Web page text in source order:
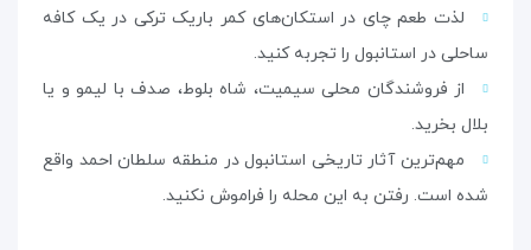
لذت طعم چای در استکان‌های کمر باریک ترکی در یک کافه
ساحلی در استانبول را تجربه کنید.
از فروشندگان محلی سیمیت، شاه بلوط، صدف با لیمو و یا
بلال بخرید.
مهم‌ترین آثار تاریخی استانبول در منطقه سلطان احمد واقع
شده‌ است. رفتن به این محله را فراموش نکنید.